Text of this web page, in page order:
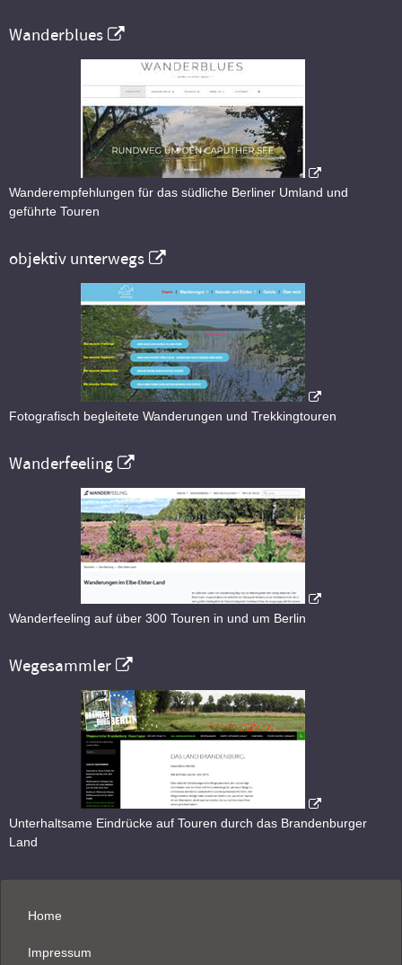
Wanderblues
Wanderempfehlungen für das südliche Berliner Umland und
geführte Touren
objektiv unterwegs
Fotografisch begleitete Wanderungen und Trekkingtouren
Wanderfeeling
Wanderfeeling auf über 300 Touren in und um Berlin
Wegesammler
Unterhaltsame Eindrücke auf Touren durch das Brandenburger
Land
Home
Impressum